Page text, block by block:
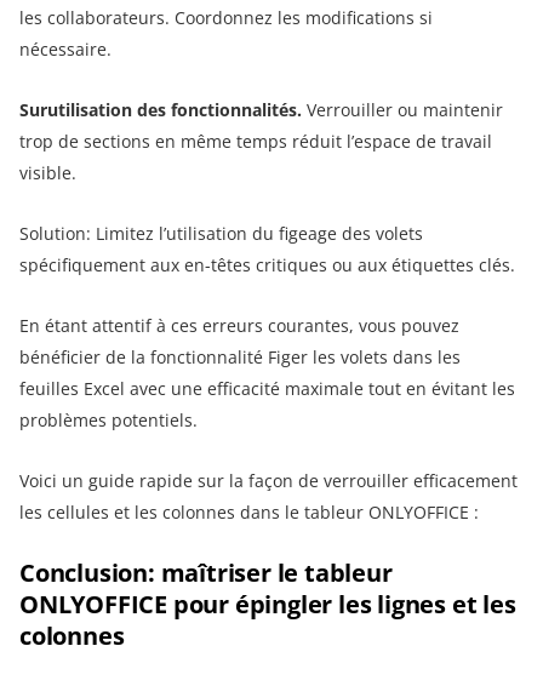
les collaborateurs. Coordonnez les modifications si
nécessaire.
Surutilisation des fonctionnalités. Verrouiller ou maintenir
trop de sections en même temps réduit l’espace de travail
visible.
Solution: Limitez l’utilisation du figeage des volets
spécifiquement aux en-têtes critiques ou aux étiquettes clés.
En étant attentif à ces erreurs courantes, vous pouvez
bénéficier de la fonctionnalité Figer les volets dans les
feuilles Excel avec une efficacité maximale tout en évitant les
problèmes potentiels.
Voici un guide rapide sur la façon de verrouiller efficacement
les cellules et les colonnes dans le tableur ONLYOFFICE :
Conclusion: maîtriser le tableur
ONLYOFFICE pour épingler les lignes et les
colonnes